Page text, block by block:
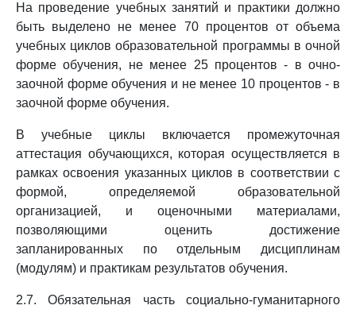
На проведение учебных занятий и практики должно
быть выделено не менее 70 процентов от объема
учебных циклов образовательной программы в очной
форме обучения, не менее 25 процентов - в очно-
заочной форме обучения и не менее 10 процентов - в
заочной форме обучения.
В учебные циклы включается промежуточная
аттестация обучающихся, которая осуществляется в
рамках освоения указанных циклов в соответствии с
формой, определяемой образовательной
организацией, и оценочными материалами,
позволяющими оценить достижение
запланированных по отдельным дисциплинам
(модулям) и практикам результатов обучения.
2.7. Обязательная часть социально-гуманитарного